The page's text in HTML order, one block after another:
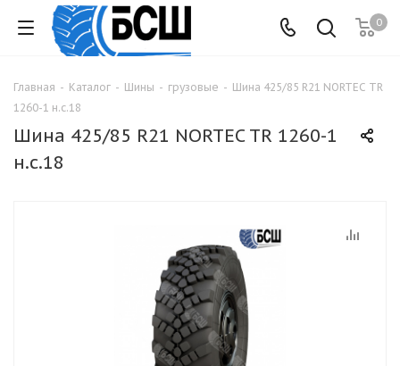
0
Главная - Каталог - Шины - грузовые - Шина 425/85 R21 NORTEC TR
1260-1 н.с.18
Шина 425/85 R21 NORTEC TR 1260-1
н.с.18